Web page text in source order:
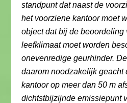
standpunt dat naast de
het voorziene kantoor moet
object dat bij de beoordeling
leefklimaat moet worden
onevenredige geurhinder.
daarom noodzakelijk geacht
kantoor op meer dan 50 m
dichtstbijzijnde emissiepunt